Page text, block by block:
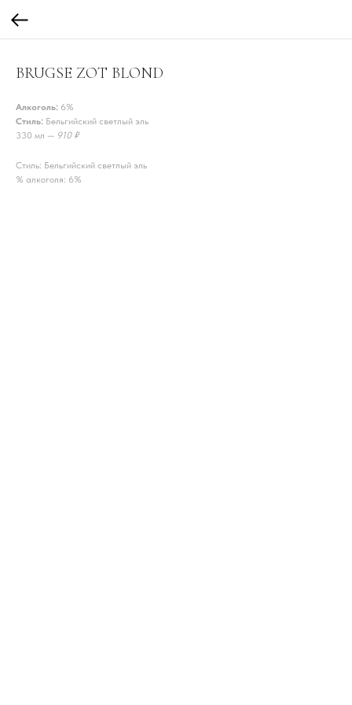
BRUGSE ZOT BLOND
Алкоголь: 6%
Стиль: Бельгийский светлый эль
330 мл — 910 ₽
Стиль: Бельгийский светлый эль
% алкоголя: 6%